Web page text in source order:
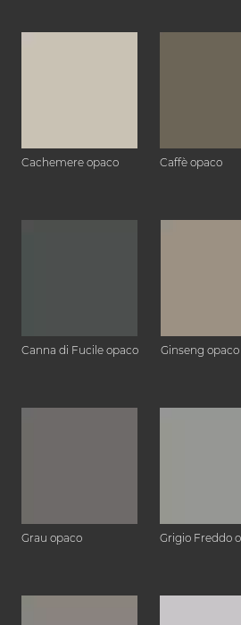
Cachemere opaco Caffè opaco
Canna di Fucile opaco Ginseng opaco
Grau opaco Grigio Freddo